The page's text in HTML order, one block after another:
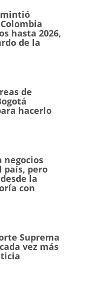
hasta 2026,
de la
de
hacerlo
negocios
país, pero
la
con
Suprema
vez más